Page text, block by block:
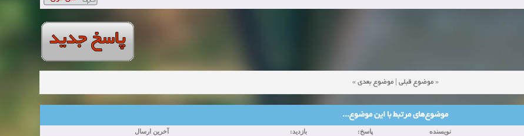
«موضوع قبلی |موضوع بعدی »
موضوع‌های مرتبط با این موضوع...
نویسنده پاسخ: بازدید: آخرین ارسال